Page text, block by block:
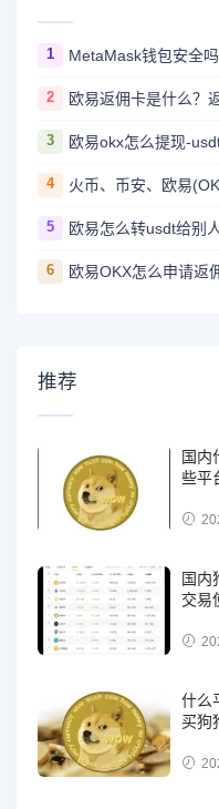
1 MetaMask钱包安全
2 欧易返佣卡是什么？
3 欧易okx怎么提现-
4 火币、币安、欧易
5 欧易怎么转usdt给别
6 欧易OKX怎么申请返
推荐
国内
些平
国内
交易
什么
买狗